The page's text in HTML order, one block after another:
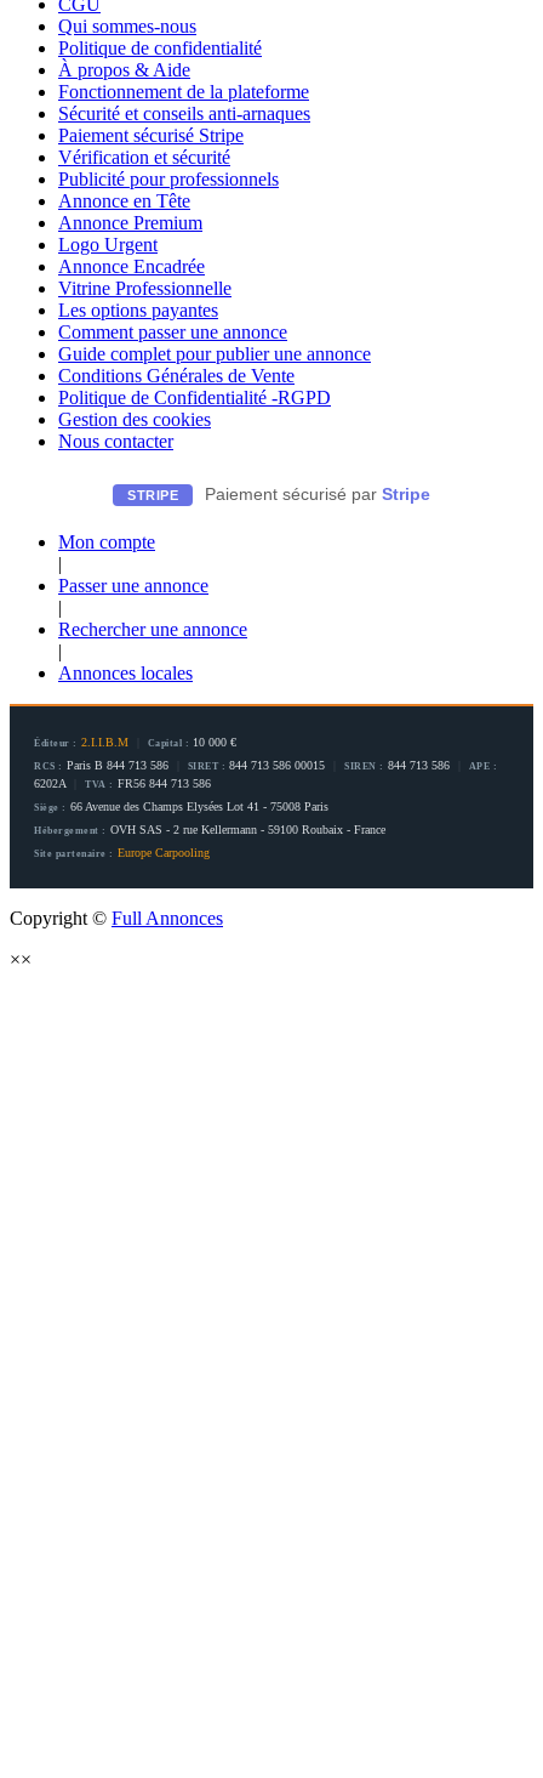
Qui sommes-nous
Politique de confidentialité
À propos & Aide
Fonctionnement de la plateforme
Sécurité et conseils anti-arnaques
Paiement sécurisé Stripe
Vérification et sécurité
Publicité pour professionnels
Annonce en Tête
Annonce Premium
Logo Urgent
Annonce Encadrée
Vitrine Professionnelle
Les options payantes
Comment passer une annonce
Guide complet pour publier une annonce
Conditions Générales de Vente
Politique de Confidentialité -RGPD
Gestion des cookies
Nous contacter
STRIPE Paiement sécurisé par Stripe
Mon compte
|
Passer une annonce
|
Rechercher une annonce
|
Annonces locales
Éditeur : 2.I.I.B.M Capital : 10 000 €
RCS : Paris B 844 713 586 SIRET : 844 713 586 00015 SIREN : 844 713 586 APE :
6202A TVA : FR56 844 713 586
Siège : 66 Avenue des Champs Elysées Lot 41 - 75008 Paris
Hébergement : OVH SAS - 2 rue Kellermann - 59100 Roubaix - France
Site partenaire : Europe Carpooling
Copyright © Full Annonces
××